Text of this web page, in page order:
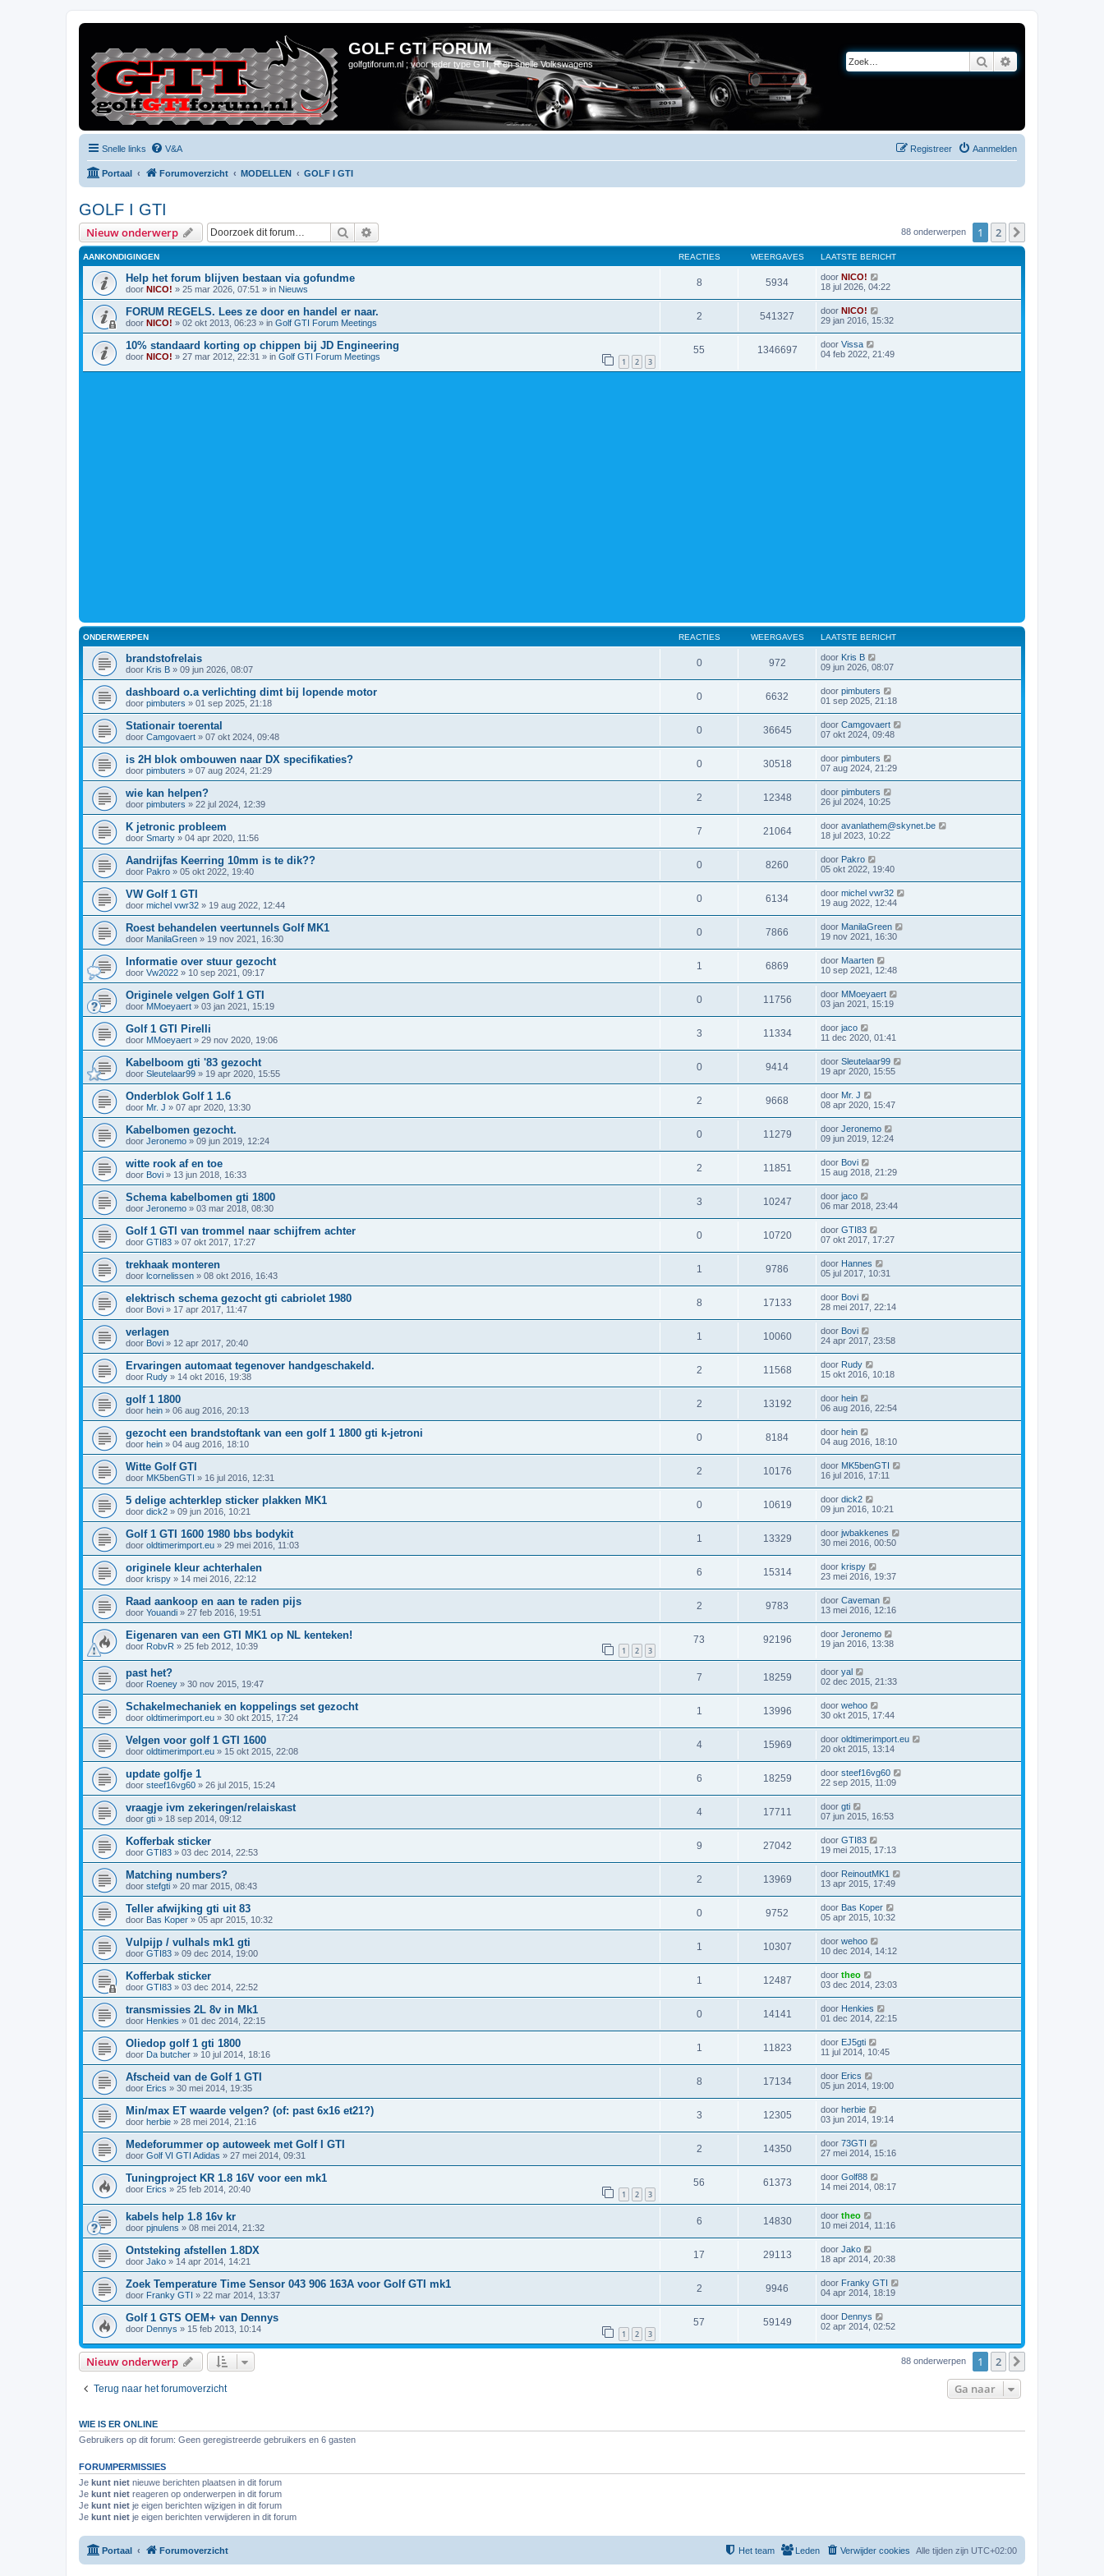
GOLF GTI FORUM
golfgtiforum.nl ; voor ieder type GTI, R en snelle Volkswagens Zoek
Snelle links V&A Aanmelden
Registreer
Portaal Forumoverzicht MODELLEN GOLF I GTI
GOLF I GTI
Nieuw onderwerp Zoek 88 onderwerpen 1 2
AANKONDIGINGEN REACTIES WEERGAVES LAATSTE BERICHT
Help het forum blijven bestaan via gofundme
door NICO! » 25 mar 2026, 07:51 » in Nieuws
8 5934 door NICO!
18 jul 2026, 04:22
FORUM REGELS. Lees ze door en handel er naar.
door NICO! » 02 okt 2013, 06:23 » in Golf GTI Forum Meetings
2 541327 door NICO!
29 jan 2016, 15:32
10% standaard korting op chippen bij JD Engineering
door NICO! » 27 mar 2012, 22:31 » in Golf GTI Forum Meetings 1 2 3
55 1346697 door Vissa
04 feb 2022, 21:49
ONDERWERPEN REACTIES WEERGAVES LAATSTE BERICHT
brandstofrelais
door Kris B » 09 jun 2026, 08:07
0 972 door Kris B
09 jun 2026, 08:07
dashboard o.a verlichting dimt bij lopende motor
door pimbuters » 01 sep 2025, 21:18
0 6632 door pimbuters
01 sep 2025, 21:18
Stationair toerental
door Camgovaert » 07 okt 2024, 09:48
0 36645 door Camgovaert
07 okt 2024, 09:48
is 2H blok ombouwen naar DX specifikaties?
door pimbuters » 07 aug 2024, 21:29
0 30518 door pimbuters
07 aug 2024, 21:29
wie kan helpen?
door pimbuters » 22 jul 2024, 12:39
2 12348 door pimbuters
26 jul 2024, 10:25
K jetronic probleem
door Smarty » 04 apr 2020, 11:56
7 21064 door avanlathem@skynet.be
18 jul 2023, 10:22
Aandrijfas Keerring 10mm is te dik??
door Pakro » 05 okt 2022, 19:40
0 8260 door Pakro
05 okt 2022, 19:40
VW Golf 1 GTI
door michel vwr32 » 19 aug 2022, 12:44
0 6134 door michel vwr32
19 aug 2022, 12:44
Roest behandelen veertunnels Golf MK1
door ManilaGreen » 19 nov 2021, 16:30
0 7866 door ManilaGreen
19 nov 2021, 16:30
Informatie over stuur gezocht
door Vw2022 » 10 sep 2021, 09:17
1 6869 door Maarten
10 sep 2021, 12:48
Originele velgen Golf 1 GTI
door MMoeyaert » 03 jan 2021, 15:19
0 11756 door MMoeyaert
03 jan 2021, 15:19
Golf 1 GTI Pirelli
door MMoeyaert » 29 nov 2020, 19:06
3 11334 door jaco
11 dec 2020, 01:41
Kabelboom gti '83 gezocht
door Sleutelaar99 » 19 apr 2020, 15:55
0 9414 door Sleutelaar99
19 apr 2020, 15:55
Onderblok Golf 1 1.6
door Mr. J » 07 apr 2020, 13:30
2 9668 door Mr. J
08 apr 2020, 15:47
Kabelbomen gezocht.
door Jeronemo » 09 jun 2019, 12:24
0 11279 door Jeronemo
09 jun 2019, 12:24
witte rook af en toe
door Bovi » 13 jun 2018, 16:33
2 11851 door Bovi
15 aug 2018, 21:29
Schema kabelbomen gti 1800
door Jeronemo » 03 mar 2018, 08:30
3 10247 door jaco
06 mar 2018, 23:44
Golf 1 GTI van trommel naar schijfrem achter
door GTI83 » 07 okt 2017, 17:27
0 10720 door GTI83
07 okt 2017, 17:27
trekhaak monteren
door lcornelissen » 08 okt 2016, 16:43
1 9786 door Hannes
05 jul 2017, 10:31
elektrisch schema gezocht gti cabriolet 1980
door Bovi » 17 apr 2017, 11:47
8 17133 door Bovi
28 mei 2017, 22:14
verlagen
door Bovi » 12 apr 2017, 20:40
1 10060 door Bovi
24 apr 2017, 23:58
Ervaringen automaat tegenover handgeschakeld.
door Rudy » 14 okt 2016, 19:38
2 11568 door Rudy
15 okt 2016, 10:18
golf 1 1800
door hein » 06 aug 2016, 20:13
2 13192 door hein
06 aug 2016, 22:54
gezocht een brandstoftank van een golf 1 1800 gti k-jetroni
door hein » 04 aug 2016, 18:10
0 8184 door hein
04 aug 2016, 18:10
Witte Golf GTI
door MK5benGTI » 16 jul 2016, 12:31
2 10176 door MK5benGTI
16 jul 2016, 17:11
5 delige achterklep sticker plakken MK1
door dick2 » 09 jun 2016, 10:21
0 10619 door dick2
09 jun 2016, 10:21
Golf 1 GTI 1600 1980 bbs bodykit
door oldtimerimport.eu » 29 mei 2016, 11:03
1 13329 door jwbakkenes
30 mei 2016, 00:50
originele kleur achterhalen
door krispy » 14 mei 2016, 22:12
6 15314 door krispy
23 mei 2016, 19:37
Raad aankoop en aan te raden pijs
door Youandi » 27 feb 2016, 19:51
2 9783 door Caveman
13 mei 2016, 12:16
Eigenaren van een GTI MK1 op NL kenteken!
door RobvR » 25 feb 2012, 10:39 1 2 3
73 92196 door Jeronemo
19 jan 2016, 13:38
past het?
door Roeney » 30 nov 2015, 19:47
7 18259 door yal
02 dec 2015, 21:33
Schakelmechaniek en koppelings set gezocht
door oldtimerimport.eu » 30 okt 2015, 17:24
1 13996 door wehoo
30 okt 2015, 17:44
Velgen voor golf 1 GTI 1600
door oldtimerimport.eu » 15 okt 2015, 22:08
4 15969 door oldtimerimport.eu
20 okt 2015, 13:14
update golfje 1
door steef16vg60 » 26 jul 2015, 15:24
6 18259 door steef16vg60
22 sep 2015, 11:09
vraagje ivm zekeringen/relaiskast
door gti » 18 sep 2014, 09:12
4 17711 door gti
07 jun 2015, 16:53
Kofferbak sticker
door GTI83 » 03 dec 2014, 22:53
9 27042 door GTI83
19 mei 2015, 17:13
Matching numbers?
door stefgti » 20 mar 2015, 08:43
2 13969 door ReinoutMK1
13 apr 2015, 17:49
Teller afwijking gti uit 83
door Bas Koper » 05 apr 2015, 10:32
0 9752 door Bas Koper
05 apr 2015, 10:32
Vulpijp / vulhals mk1 gti
door GTI83 » 09 dec 2014, 19:00
1 10307 door wehoo
10 dec 2014, 14:12
Kofferbak sticker
door GTI83 » 03 dec 2014, 22:52
1 12487 door theo
03 dec 2014, 23:03
transmissies 2L 8v in Mk1
door Henkies » 01 dec 2014, 22:15
0 14141 door Henkies
01 dec 2014, 22:15
Oliedop golf 1 gti 1800
door Da butcher » 10 jul 2014, 18:16
1 11823 door EJ5gti
11 jul 2014, 10:45
Afscheid van de Golf 1 GTI
door Erics » 30 mei 2014, 19:35
8 17134 door Erics
05 jun 2014, 19:00
Min/max ET waarde velgen? (of: past 6x16 et21?)
door herbie » 28 mei 2014, 21:16
3 12305 door herbie
03 jun 2014, 19:14
Medeforummer op autoweek met Golf I GTI
door Golf VI GTI Adidas » 27 mei 2014, 09:31
2 14350 door 73GTI
27 mei 2014, 15:16
Tuningproject KR 1.8 16V voor een mk1
door Erics » 25 feb 2014, 20:40 1 2 3
56 61373 door Golf88
14 mei 2014, 08:17
kabels help 1.8 16v kr
door pjnulens » 08 mei 2014, 21:32
6 14830 door theo
10 mei 2014, 11:16
Ontsteking afstellen 1.8DX
door Jako » 14 apr 2014, 14:21
17 29113 door Jako
18 apr 2014, 20:38
Zoek Temperature Time Sensor 043 906 163A voor Golf GTI mk1
door Franky GTI » 22 mar 2014, 13:37
2 9946 door Franky GTI
04 apr 2014, 18:19
Golf 1 GTS OEM+ van Dennys
door Dennys » 15 feb 2013, 10:14 1 2 3
57 59149 door Dennys
02 apr 2014, 02:52
Nieuw onderwerp 88 onderwerpen 1 2
Terug naar het forumoverzicht Ga naar
WIE IS ER ONLINE
Gebruikers op dit forum: Geen geregistreerde gebruikers en 6 gasten
FORUMPERMISSIES
Je kunt niet nieuwe berichten plaatsen in dit forum
Je kunt niet reageren op onderwerpen in dit forum
Je kunt niet je eigen berichten wijzigen in dit forum
Je kunt niet je eigen berichten verwijderen in dit forum
Portaal Forumoverzicht Alle tijden zijn UTC+02:00
Verwijder cookies
Leden
Het team